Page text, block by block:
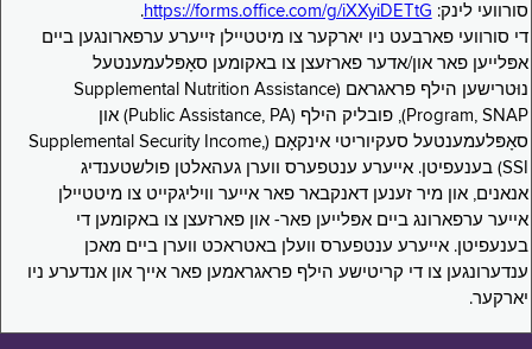
סורוועי לינק: https://forms.office.com/g/iXXyiDETtG
.
די סורוועי פארבעט ניו יארקער צו מיטטיילן זייערע ערפארונגען ביים
אפּלייען פאר און/אדער פארזעצן צו באקומען סאָפּלעמענטעל
נוּטרישען הילף פראגראם (Supplemental Nutrition Assistance
Program, SNAP), פובליק הילף (Public Assistance, PA) און
סאָפּלעמענטעל סעקיוריטי אינקאָם (Supplemental Security Income,
SSI) בענעפיטן. אייערע ענטפערס ווערן געהאלטן פולשטענדיג
אנאנים, און מיר זענען דאנקבאר פאר אייער וויליגקייט צו מיטטיילן
אייער ערפארונג ביים אפּלייען פאר- און פארזעצן צו באקומען די
בענעפיטן. אייערע ענטפערס וועלן באטראכט ווערן ביים מאכן
ענדערונגען צו די קריטישע הילף פראגראמען פאר אייך און אנדערע ניו
יארקער.